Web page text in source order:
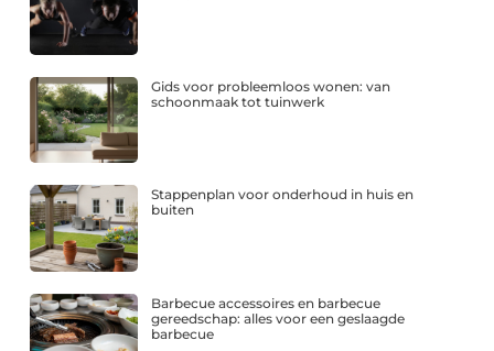
Gids voor probleemloos wonen: van
schoonmaak tot tuinwerk
Stappenplan voor onderhoud in huis en
buiten
Barbecue accessoires en barbecue
gereedschap: alles voor een geslaagde
barbecue